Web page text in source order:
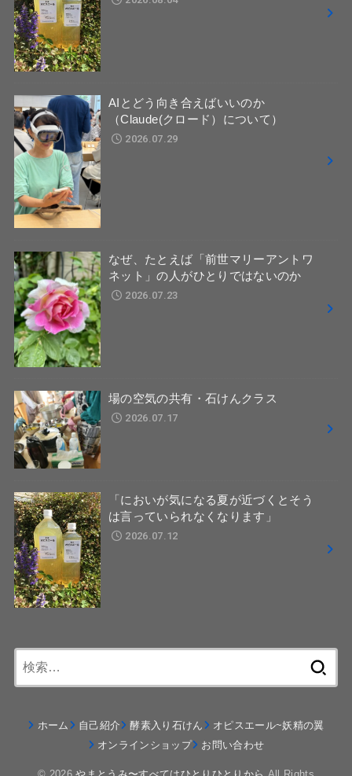
AIとどう向き合えばいいのか
（Claude(クロード）について）
2026.07.29
なぜ、たとえば「前世マリーアントワ
ネット」の人がひとりではないのか
2026.07.23
場の空気の共有・石けんクラス
2026.07.17
「においが気になる夏が近づくとそう
は言っていられなくなります」
2026.07.12
ホーム 自己紹介 酵素入り石けん
オピスエール~妖精の翼
オンラインショップ
お問い合わせ